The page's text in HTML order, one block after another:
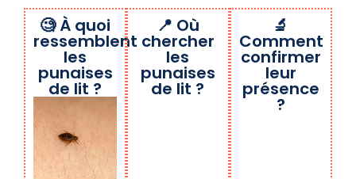
🧐 À quoi
ressemblent
les
punaises
de lit ?
📍 Où
chercher
les
punaises
de lit ?
🔬
Comment
confirmer
leur
présence
?